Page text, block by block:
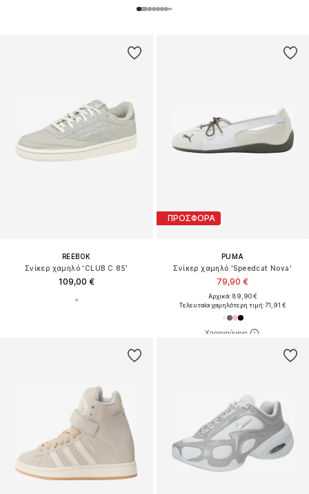
REEBOK
Σνίκερ χαμηλό 'CLUB C 85'
109,00 €
ΠΡΟΣΦΟΡΑ
PUMA
Σνίκερ χαμηλό 'Speedcat Nova'
79,90 €
Αρχικά: 89,90 €
Τελευταία χαμηλότερη τιμή:71,91 €